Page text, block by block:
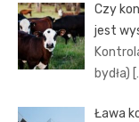
Czy
jest
bydła)
Ława